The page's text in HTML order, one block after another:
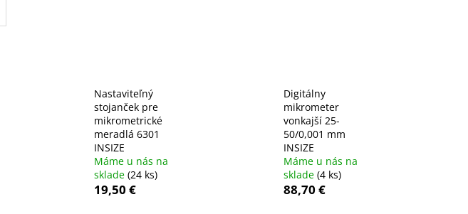
Nastaviteľný
stojanček pre
mikrometrické
meradlá 6301
INSIZE
Máme u nás na
sklade (24 ks)
19,50 €
Digitálny
mikrometer
vonkajší 25-
50/0,001 mm
INSIZE
Máme u nás na
sklade (4 ks)
88,70 €